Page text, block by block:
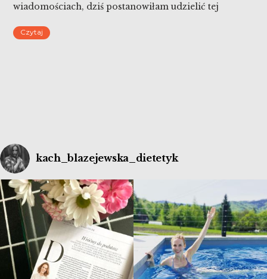
wiadomościach, dziś postanowiłam udzielić tej
Czytaj
kach_blazejewska_dietetyk